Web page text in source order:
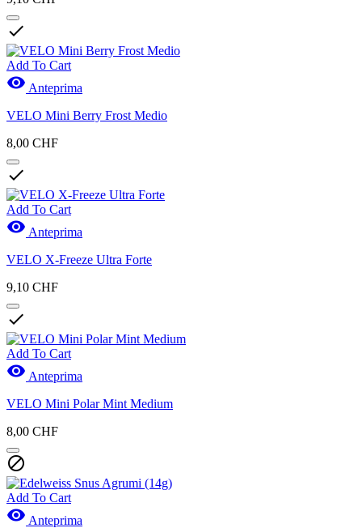

Add To Cart
 Anteprima
VELO Mini Berry Frost Medio
8,00 CHF

Add To Cart
 Anteprima
VELO X-Freeze Ultra Forte
9,10 CHF

Add To Cart
 Anteprima
VELO Mini Polar Mint Medium
8,00 CHF

Add To Cart
 Anteprima